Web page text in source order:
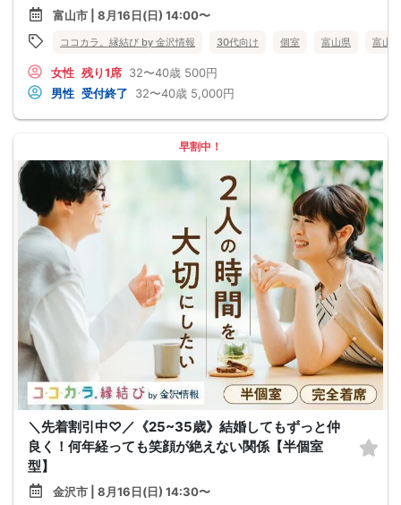
富山市 | 8月16日(日) 14:00〜
ココカラ。縁結び by 金沢情報 30代向け 個室 富山県 富山市
女性 残り1席 32〜40歳 500円
男性 受付終了 32〜40歳 5,000円
早割中！
＼先着割引中♡／《25~35歳》結婚してもずっと仲
良く！何年経っても笑顔が絶えない関係【半個室
型】
金沢市 | 8月16日(日) 14:30〜